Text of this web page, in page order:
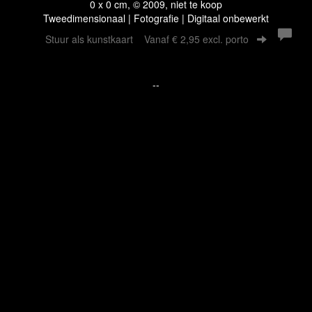
0 x 0 cm, © 2009, niet te koop
Tweedimensionaal | Fotografie | Digitaal onbewerkt
Stuur als kunstkaart Vanaf € 2,95 excl. porto
--